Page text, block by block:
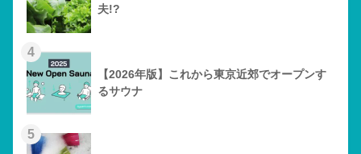
夫!?
4
【2026年版】これから東京近郊でオープンす
るサウナ
5